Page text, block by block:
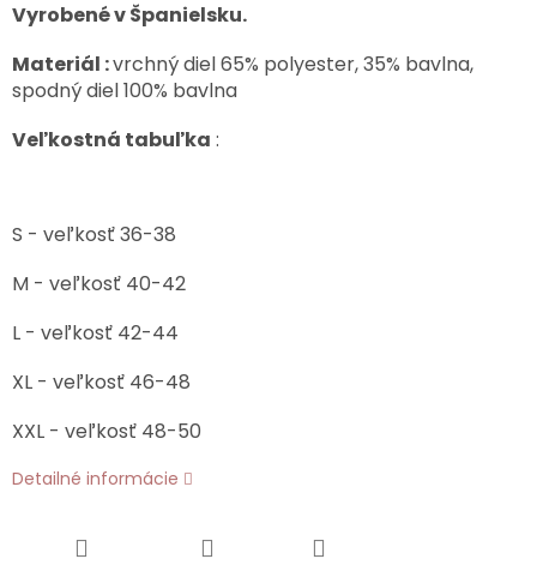
Vyrobené v Španielsku.
Materiál :vrchný diel 65% polyester, 35% bavlna,
spodný diel 100% bavlna
Veľkostná tabuľka :
S - veľkosť 36-38
M - veľkosť 40-42
L - veľkosť 42-44
XL - veľkosť 46-48
XXL - veľkosť 48-50
Detailné informácie